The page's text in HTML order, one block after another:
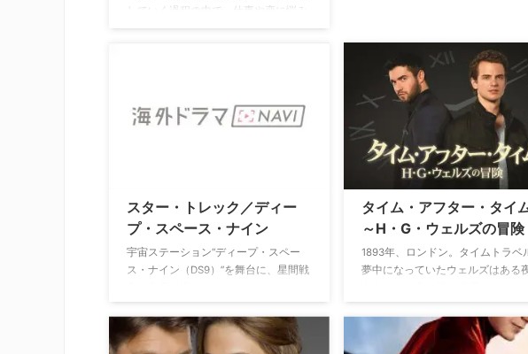
していく過程の中で、仕事や恋に悩み
スター・トレック／ディー
プ・スペース・ナイン
宇宙ステーション“ディープ・スペー
ス・ナイン（DS9）”を舞台に、星間戦
タイム・アフター・タイ
～H・G・ウェルズの冒険
1893年、ロンドン。タイムトラベ
夢中になっていたウェルズはある夜
来では病気も飢えもなく、戦争も犯
もない平和な社会が実現していると